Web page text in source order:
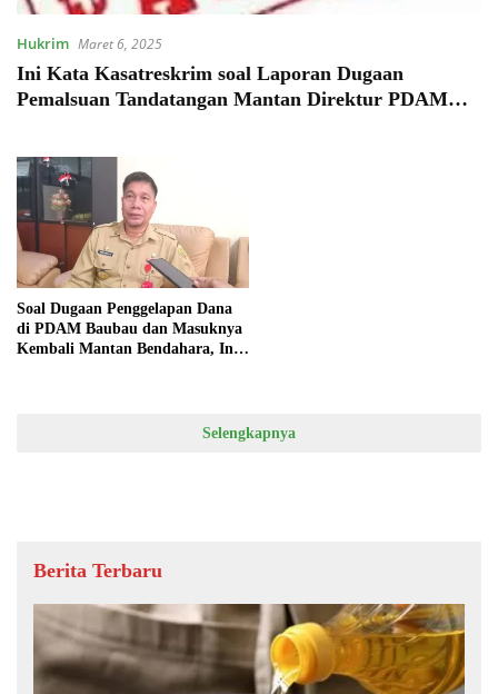
Hukrim Maret 6, 2025
Ini Kata Kasatreskrim soal Laporan Dugaan
Pemalsuan Tandatangan Mantan Direktur PDAM
Soal Dugaan Penggelapan Dana
di PDAM Baubau dan Masuknya
Kembali Mantan Bendahara, Ini
Selengkapnya
Berita Terbaru